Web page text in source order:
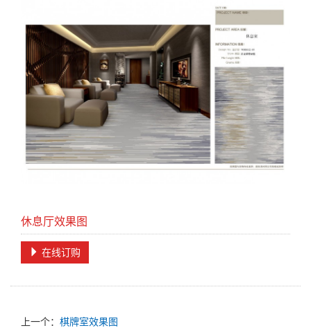
休息厅效果图
在线订购
上一个： 棋牌室效果图